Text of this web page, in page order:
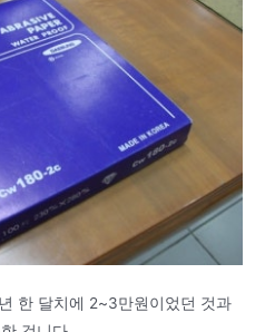
한 달치에 2~3만원이었던 것과